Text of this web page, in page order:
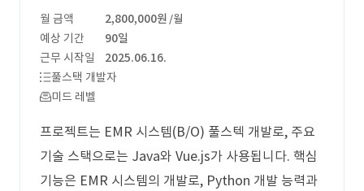
월 금액 2,800,000원 /월
예상 기간
90일
근무 시작일
2025.06.16.
풀스택 개발자
미드 레벨
프로젝트는 EMR 시스템(B/O) 풀스텍 개발로, 주요
기술 스택으로는 Java와 Vue.js가 사용됩니다. 핵심
기능은 EMR 시스템의 개발로, Python 개발 능력과